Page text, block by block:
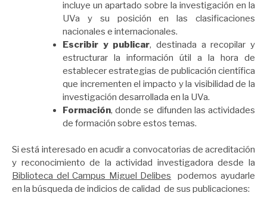
incluye un apartado sobre la investigación en la
UVa y su posición en las clasificaciones
nacionales e internacionales.
Escribir y publicar, destinada a recopilar y
estructurar la información útil a la hora de
establecer estrategias de publicación científica
que incrementen el impacto y la visibilidad de la
investigación desarrollada en la UVa.
Formación, donde se difunden las actividades
de formación sobre estos temas.
Si está interesado en acudir a convocatorias de acreditación
y reconocimiento de la actividad investigadora desde la
Biblioteca del Campus Miguel Delibes podemos ayudarle
en la búsqueda de indicios de calidad de sus publicaciones: